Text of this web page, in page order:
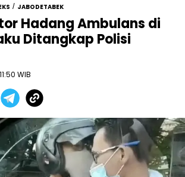
/ JABODETABEK
Hadang Ambulans di
Ditangkap Polisi
WIB